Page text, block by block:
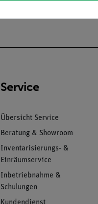
Service
Übersicht Service
Beratung & Showroom
Inventarisierungs- &
Einräumservice
Inbetriebnahme &
Schulungen